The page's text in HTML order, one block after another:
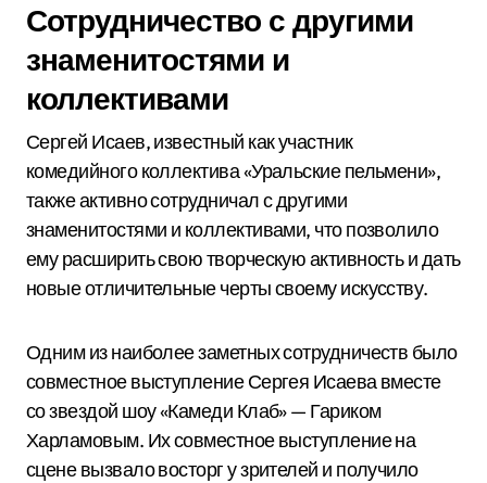
Сотрудничество с другими
знаменитостями и
коллективами
Сергей Исаев, известный как участник
комедийного коллектива «Уральские пельмени»,
также активно сотрудничал с другими
знаменитостями и коллективами, что позволило
ему расширить свою творческую активность и дать
новые отличительные черты своему искусству.
Одним из наиболее заметных сотрудничеств было
совместное выступление Сергея Исаева вместе
со звездой шоу «Камеди Клаб» — Гариком
Харламовым. Их совместное выступление на
сцене вызвало восторг у зрителей и получило